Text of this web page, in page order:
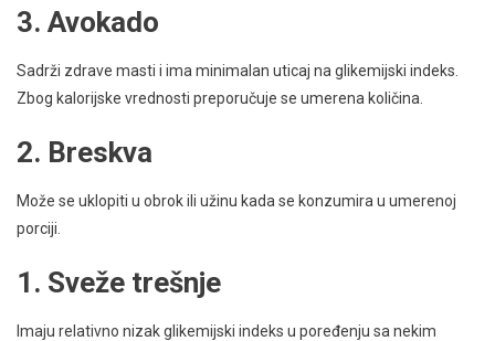
3. Avokado
Sadrži zdrave masti i ima minimalan uticaj na glikemijski indeks.
Zbog kalorijske vrednosti preporučuje se umerena količina.
2. Breskva
Može se uklopiti u obrok ili užinu kada se konzumira u umerenoj
porciji.
1. Sveže trešnje
Imaju relativno nizak glikemijski indeks u poređenju sa nekim